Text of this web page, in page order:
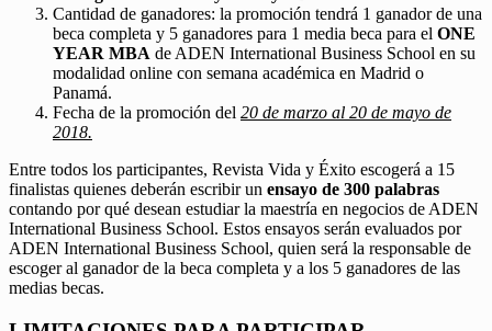
Cantidad de ganadores: la promoción tendrá 1 ganador de una
beca completa y 5 ganadores para 1 media beca para el ONE
YEAR MBA de ADEN International Business School en su
modalidad online con semana académica en Madrid o
Panamá.
Fecha de la promoción del 20 de marzo al 20 de mayo de
2018.
Entre todos los participantes, Revista Vida y Éxito escogerá a 15
finalistas quienes deberán escribir un ensayo de 300 palabras
contando por qué desean estudiar la maestría en negocios de ADEN
International Business School. Estos ensayos serán evaluados por
ADEN International Business School, quien será la responsable de
escoger al ganador de la beca completa y a los 5 ganadores de las
medias becas.